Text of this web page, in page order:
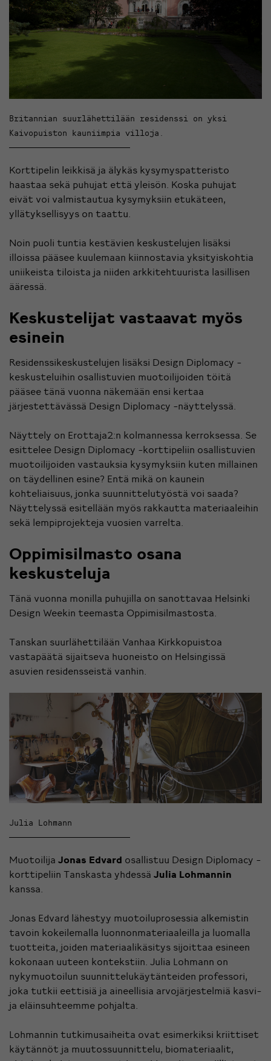
Britannian suurlähettilään residenssi on yksi
Kaivopuiston kauniimpia villoja.
Korttipelin leikkisä ja älykäs kysymyspatteristo
haastaa sekä puhujat että yleisön. Koska puhujat
eivät voi valmistautua kysymyksiin etukäteen,
yllätyksellisyys on taattu.
Noin puoli tuntia kestävien keskustelujen lisäksi
illoissa pääsee kuulemaan kiinnostavia yksityiskohtia
uniikeista tiloista ja niiden arkkitehtuurista lasillisen
ääressä.
Keskustelijat vastaavat myös
esinein
Residenssikeskustelujen lisäksi Design Diplomacy -
keskusteluihin osallistuvien muotoilijoiden töitä
pääsee tänä vuonna näkemään ensi kertaa
järjestettävässä Design Diplomacy -näyttelyssä.
Näyttely on Erottaja2:n kolmannessa kerroksessa. Se
esittelee Design Diplomacy -korttipeliin osallistuvien
muotoilijoiden vastauksia kysymyksiin kuten millainen
on täydellinen esine? Entä mikä on kaunein
kohteliaisuus, jonka suunnittelutyöstä voi saada?
Näyttelyssä esitellään myös rakkautta materiaaleihin
sekä lempiprojekteja vuosien varrelta.
Oppimisilmasto osana
keskusteluja
Tänä vuonna monilla puhujilla on sanottavaa Helsinki
Design Weekin teemasta Oppimisilmastosta.
Tanskan suurlähettilään Vanhaa Kirkkopuistoa
vastapäätä sijaitseva huoneisto on Helsingissä
asuvien residensseistä vanhin.
Julia Lohmann
Muotoilija Jonas Edvard osallistuu Design Diplomacy -
korttipeliin Tanskasta yhdessä Julia Lohmannin
kanssa.
Jonas Edvard lähestyy muotoiluprosessia alkemistin
tavoin kokeilemalla luonnonmateriaaleilla ja luomalla
tuotteita, joiden materiaalikäsitys sijoittaa esineen
kokonaan uuteen kontekstiin. Julia Lohmann on
nykymuotoilun suunnittelukäytänteiden professori,
joka tutkii eettisiä ja aineellisia arvojärjestelmiä kasvi-
ja eläinsuhteemme pohjalta.
Lohmannin tutkimusaiheita ovat esimerkiksi kriittiset
käytännöt ja muutossuunnittelu, biomateriaalit,